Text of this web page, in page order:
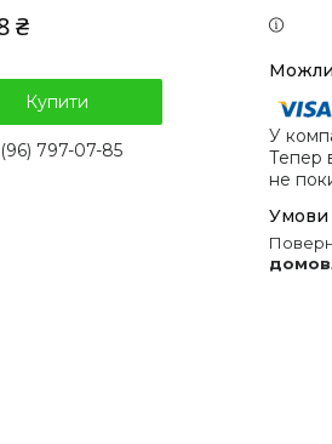
₴
Купити
797-07-85
У
Тепер
не